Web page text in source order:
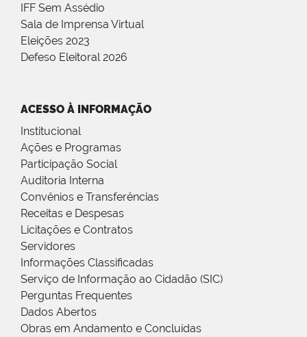
IFF Sem Assédio
Sala de Imprensa Virtual
Eleições 2023
Defeso Eleitoral 2026
ACESSO À INFORMAÇÃO
Institucional
Ações e Programas
Participação Social
Auditoria Interna
Convênios e Transferências
Receitas e Despesas
Licitações e Contratos
Servidores
Informações Classificadas
Serviço de Informação ao Cidadão (SIC)
Perguntas Frequentes
Dados Abertos
Obras em Andamento e Concluídas